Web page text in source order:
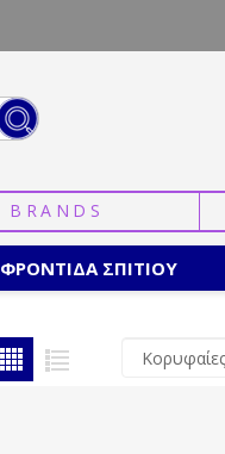
ΣΥΝΔΕΣΗ
BRANDS
ΦΡΟΝΤΙΔΑ ΣΠΙΤΙΟΥ